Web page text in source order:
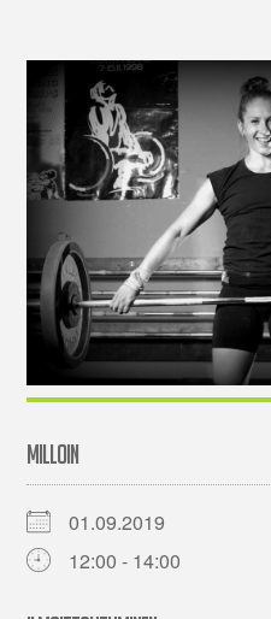
MILLOIN
01.09.2019
12:00 - 14:00